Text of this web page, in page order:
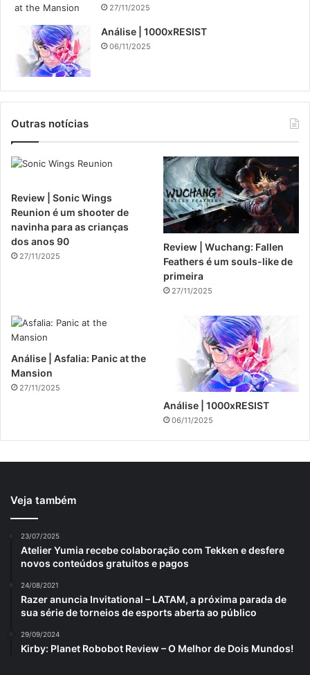
27/11/2025
Análise | 1000xRESIST
06/11/2025
Outras notícias
Review | Sonic Wings
Reunion é um shooter de
navinha para as crianças
dos anos 90
27/11/2025
Review | Wuchang: Fallen
Feathers é um souls-like de
primeira
27/11/2025
Análise | Asfalia: Panic at the
Mansion
27/11/2025
Análise | 1000xRESIST
06/11/2025
Veja também
23/07/2025
Atelier Yumia recebe colaboração com Tekken e desfere
novos conteúdos gratuitos e pagos
24/08/2021
Razer anuncia Invitational – LATAM, a próxima parada de
sua série de torneios de esports aberta ao público
29/09/2024
Kirby: Planet Robobot Review – O Melhor de Dois Mundos!